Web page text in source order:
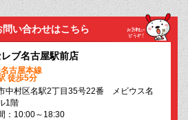
い合わせはこちら
ブ名古屋駅前店
古屋本線
徒歩5分
中村区名駅2丁目35号22番 メビウス名
1階
：10:00～18:30